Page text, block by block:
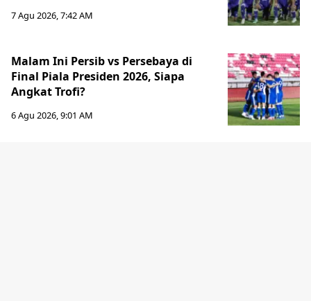
7 Agu 2026, 7:42 AM
Malam Ini Persib vs Persebaya di
Final Piala Presiden 2026, Siapa
Angkat Trofi?
6 Agu 2026, 9:01 AM